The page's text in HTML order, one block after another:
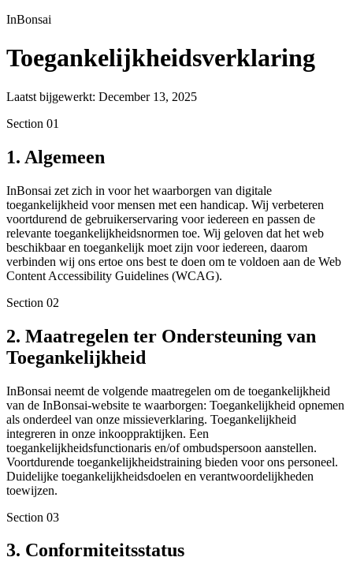
InBonsai
Toegankelijkheidsverklaring
Laatst bijgewerkt: December 13, 2025
Section 01
1. Algemeen
InBonsai zet zich in voor het waarborgen van digitale
toegankelijkheid voor mensen met een handicap. Wij verbeteren
voortdurend de gebruikerservaring voor iedereen en passen de
relevante toegankelijkheidsnormen toe. Wij geloven dat het web
beschikbaar en toegankelijk moet zijn voor iedereen, daarom
verbinden wij ons ertoe ons best te doen om te voldoen aan de Web
Content Accessibility Guidelines (WCAG).
Section 02
2. Maatregelen ter Ondersteuning van
Toegankelijkheid
InBonsai neemt de volgende maatregelen om de toegankelijkheid
van de InBonsai-website te waarborgen: Toegankelijkheid opnemen
als onderdeel van onze missieverklaring. Toegankelijkheid
integreren in onze inkooppraktijken. Een
toegankelijkheidsfunctionaris en/of ombudspersoon aanstellen.
Voortdurende toegankelijkheidstraining bieden voor ons personeel.
Duidelijke toegankelijkheidsdoelen en verantwoordelijkheden
toewijzen.
Section 03
3. Conformiteitsstatus